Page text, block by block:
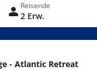
Reisende
2 Erw.
- Atlantic Retreat